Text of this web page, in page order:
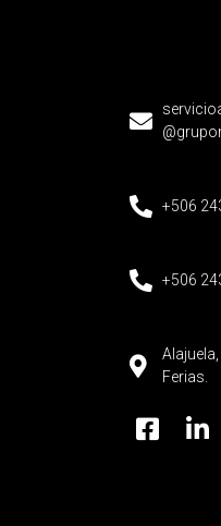
+506
+506
Ferias.